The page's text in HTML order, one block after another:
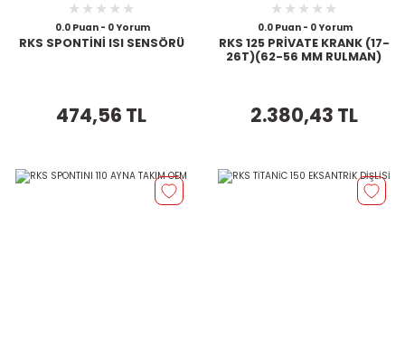
0.0 Puan - 0 Yorum
RKS SPONTİNİ ISI SENSÖRÜ
474,56 TL
0.0 Puan - 0 Yorum
RKS 125 PRİVATE KRANK (17-
26T)(62-56 MM RULMAN)
2.380,43 TL